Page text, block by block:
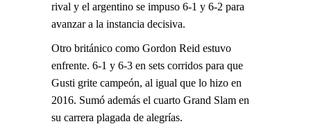
rival y el argentino se impuso 6-1 y 6-2 para
avanzar a la instancia decisiva.
Otro británico como Gordon Reid estuvo
enfrente. 6-1 y 6-3 en sets corridos para que
Gusti grite campeón, al igual que lo hizo en
2016. Sumó además el cuarto Grand Slam en
su carrera plagada de alegrías.